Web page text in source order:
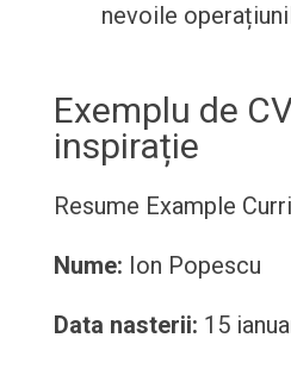
nevoile
Exemplu de
inspirație
Resume Example
Nume: Ion Popescu
Data nasterii: 15